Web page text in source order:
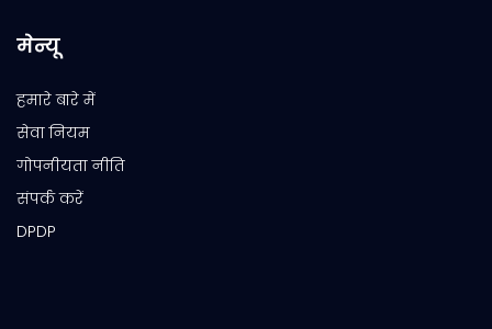
मेन्यू
हमारे बारे में
सेवा नियम
गोपनीयता नीति
संपर्क करें
DPDP